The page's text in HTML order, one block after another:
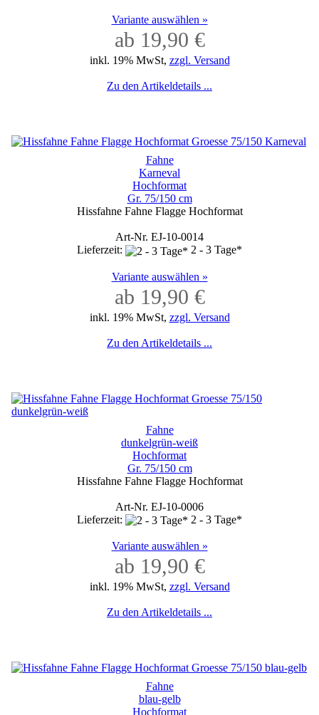
Variante auswählen »
ab 19,90 €
inkl. 19% MwSt, zzgl. Versand
Zu den Artikeldetails ...
Fahne
Karneval
Hochformat
Gr. 75/150 cm
Hissfahne Fahne Flagge Hochformat
Art-Nr. EJ-10-0014
Lieferzeit:
2 - 3 Tage*
Variante auswählen »
ab 19,90 €
inkl. 19% MwSt, zzgl. Versand
Zu den Artikeldetails ...
Fahne
dunkelgrün-weiß
Hochformat
Gr. 75/150 cm
Hissfahne Fahne Flagge Hochformat
Art-Nr. EJ-10-0006
Lieferzeit:
2 - 3 Tage*
Variante auswählen »
ab 19,90 €
inkl. 19% MwSt, zzgl. Versand
Zu den Artikeldetails ...
Fahne
blau-gelb
Hochformat